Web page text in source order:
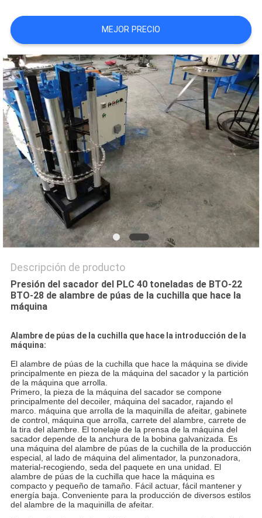
CITA
MAPA
DEL
SITIO
PRIVACY
POLICY
MEJOR PRECIO
Descripción de producto
Presión del sacador del PLC 40 toneladas de BTO-22
BTO-28 de alambre de púas de la cuchilla que hace la
máquina
Alambre de púas de la cuchilla que hace la introducción de la
máquina:
El alambre de púas de la cuchilla que hace la máquina se divide
principalmente en pieza de la máquina del sacador y la partición
de la máquina que arrolla.
Primero, la pieza de la máquina del sacador se compone
principalmente del decoiler, máquina del sacador, rajando el
marco. máquina que arrolla de la maquinilla de afeitar, gabinete
de control, máquina que arrolla, carrete del alambre, carrete de
la tira del alambre. El tonelaje de la prensa de la máquina del
sacador depende de la anchura de la bobina galvanizada. Es
una máquina del alambre de púas de la cuchilla de la producción
especial, al lado de máquina del alimentador, la punzonadora,
material-recogiendo, seda del paquete en una unidad. El
alambre de púas de la cuchilla que hace la máquina es
compacto y pequeño de tamaño. Fácil actuar, fácil mantener y
energía baja. Conveniente para la producción de diversos estilos
del alambre de la maquinilla de afeitar.